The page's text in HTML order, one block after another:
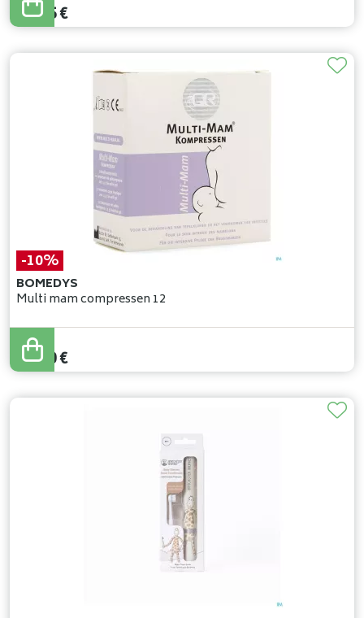
16,25€
-10%
BOMEDYS
Multi mam compressen 12
13,00
11,70€